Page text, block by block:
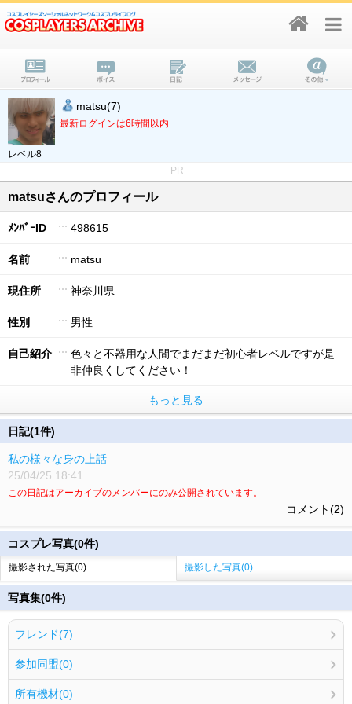
レベル8
matsu(7)
最新ログインは6時間以内
PR
matsuさんのプロフィール
ﾒﾝﾊﾞｰID 498615
名前 matsu
現住所 神奈川県
性別 男性
自己紹介
色々と不器用な人間でまだまだ初心者レベルですが是
非仲良くしてください！
もっと見る
日記(1件)
私の様々な身の上話
25/04/25 18:41
この日記はアーカイブのメンバーにのみ公開されています。
コメント(2)
コスプレ写真(0件)
撮影された写真(0) 撮影した写真(0)
写真集(0件)
フレンド(7)
参加同盟(0)
所有機材(0)